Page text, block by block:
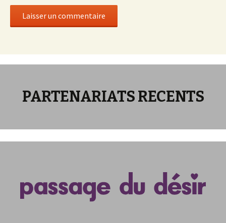
PARTENARIATS RECENTS